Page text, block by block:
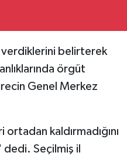
verdiklerini belirterek
örgüt
Genel Merkez
kaldırmadığını
Seçilmiş il